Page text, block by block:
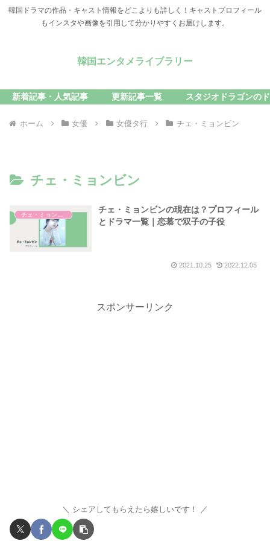
韓国ドラマの作品・キャスト情報をどこよりも詳しく！キャストプロフィール
もインスタや画像を引用して分かりやすくお届けします。
韓国エンタメライブラリー
新着記事・人気記事 更新記事一覧 スタジオドラゴンの
ホーム 女優 女優タ行 チェ・ミョンビン
チェ・ミョンビン
チェ・ミョンビンの現在は？プロフィール
とドラマ一覧｜恋慕で双子の子役
2021.10.25 2022.12.05
スポンサーリンク
シェアしてもらえたら嬉しいです！